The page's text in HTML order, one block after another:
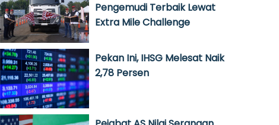
Pengemudi Terbaik Lewat
Extra Mile Challenge
Pekan Ini, IHSG Melesat Naik
2,78 Persen